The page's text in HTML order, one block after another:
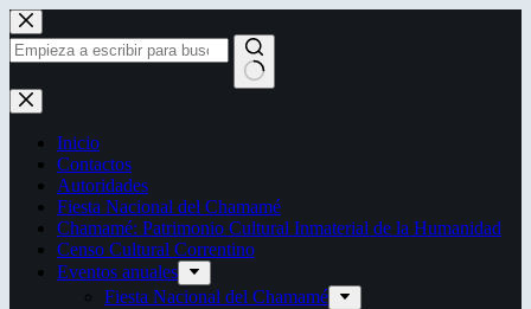
Saltar
al
contenido
Sin
resultados
Inicio
Contactos
Autoridades
Fiesta Nacional del Chamamé
Chamamé: Patrimonio Cultural Inmaterial de la Humanidad
Censo Cultural Correntino
Eventos anuales
Fiesta Nacional del Chamamé